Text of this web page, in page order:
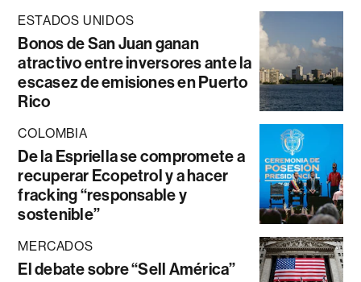
ESTADOS UNIDOS
Bonos de San Juan ganan
atractivo entre inversores ante la
escasez de emisiones en Puerto
Rico
COLOMBIA
De la Espriella se compromete a
recuperar Ecopetrol y a hacer
fracking “responsable y
sostenible”
MERCADOS
El debate sobre “Sell América”